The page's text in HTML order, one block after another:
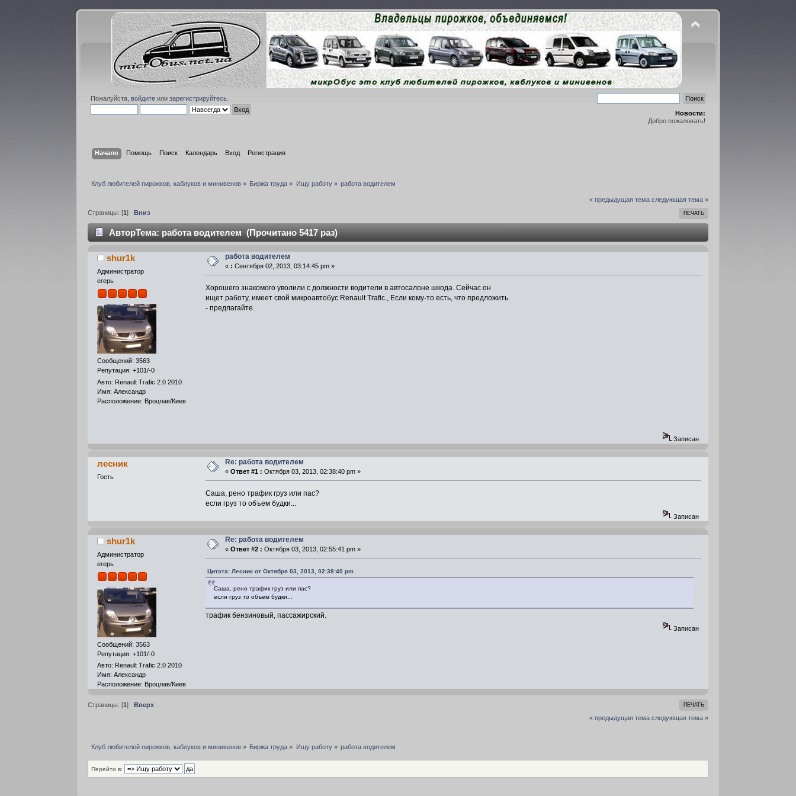
Пожалуйста, войдитеили зарегистрируйтесь.
Новости:
Добро пожаловать!
Начало Помощь Поиск Календарь Вход Регистрация
Клуб любителей пирожков, каблуков и минивенов» Биржа труда » Ищу работу» работа водителем
« предыдущая тема следующая тема »
ПЕЧАТЬ
Страницы: [1 ] Вниз
АвторТема: работа водителем (Прочитано 5417 раз)
shur1k
Администратор
егерь
Сообщений: 3563
Репутация: +101/-0
Авто: Renault Trafic 2.0 2010
Имя: Александр
Расположение: Вроцлав/Киев
работа водителем
« : Сентября 02, 2013, 03:14:45 pm »
Хорошего знакомого уволили с должности водители в автосалоне шкода. Сейчас он
ищет работу, имеет свой микроавтобус Renault Trafic., Если кому-то есть, что предложить
- предлагайте.
Записан
лесник
Гость
Re: работа водителем
« Ответ #1 : Октября 03, 2013, 02:38:40 pm »
Саша, рено трафик груз или пас?
если груз то объем будки...
Записан
shur1k
Администратор
егерь
Сообщений: 3563
Репутация: +101/-0
Авто: Renault Trafic 2.0 2010
Имя: Александр
Расположение: Вроцлав/Киев
Re: работа водителем
« Ответ #2 : Октября 03, 2013, 02:55:41 pm »
Цитата: Лесник от Октября 03, 2013, 02:38:40 pm
Саша, рено трафик груз или пас?
если груз то объем будки...
трафик бензиновый, пассажирский.
Записан
ПЕЧАТЬ
Страницы: [1] Вверх
« предыдущая тема следующая тема »
Клуб любителей пирожков, каблуков и минивенов» Биржа труда » Ищу работу» работа водителем
Перейти в: